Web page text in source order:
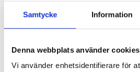
Samtycke Information
Denna webbplats använder cookies
Vi använder enhetsidentifierare för
Krom vanadium